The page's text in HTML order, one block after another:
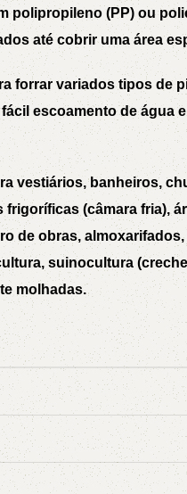
B
PJ
SPB
XPZ
polipropileno (PP) ou
até cobrir uma área
forrar variados tipos de
escoamento de
vestiários, banheiros,
(câmara fria),
de obras,
suinocultura
molhadas.